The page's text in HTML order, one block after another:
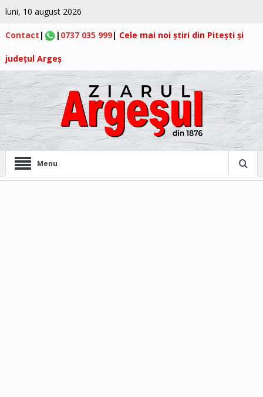
luni, 10 august 2026
Contact | | 0737 035 999| Cele mai noi știri din Pitești și
județul Argeș
Menu